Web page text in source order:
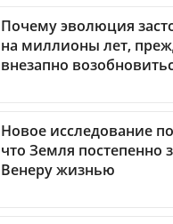
Почему эволюция
на миллионы лет,
внезапно
Новое исследование
что Земля постепенно
Венеру жизнью